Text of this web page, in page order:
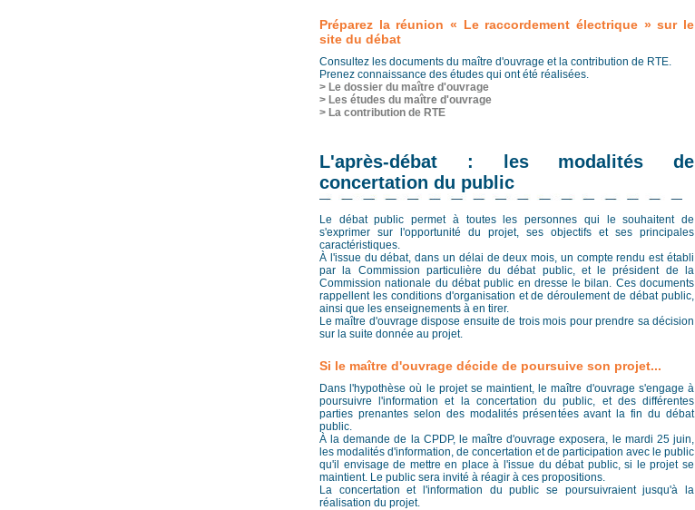
Préparez la réunion « Le raccordement électrique » sur le
site du débat
Consultez les documents du maître d'ouvrage et la contribution de RTE.
Prenez connaissance des études qui ont été réalisées.
> Le dossier du maître d'ouvrage
> Les études du maître d'ouvrage
> La contribution de RTE
L'après-débat : les modalités de
concertation du public
Le débat public permet à toutes les personnes qui le souhaitent de
s'exprimer sur l'opportunité du projet, ses objectifs et ses principales
caractéristiques.
À l'issue du débat, dans un délai de deux mois, un compte rendu est établi
par la Commission particulière du débat public, et le président de la
Commission nationale du débat public en dresse le bilan. Ces documents
rappellent les conditions d'organisation et de déroulement de débat public,
ainsi que les enseignements à en tirer.
Le maître d'ouvrage dispose ensuite de trois mois pour prendre sa décision
sur la suite donnée au projet.
Si le maître d'ouvrage décide de poursuive son projet...
Dans l'hypothèse où le projet se maintient, le maître d'ouvrage s'engage à
poursuivre l'information et la concertation du public, et des différentes
parties prenantes selon des modalités présentées avant la fin du débat
public.
À la demande de la CPDP, le maître d'ouvrage exposera, le mardi 25 juin,
les modalités d'information, de concertation et de participation avec le public
qu'il envisage de mettre en place à l'issue du débat public, si le projet se
maintient. Le public sera invité à réagir à ces propositions.
La concertation et l'information du public se poursuivraient jusqu'à la
réalisation du projet.